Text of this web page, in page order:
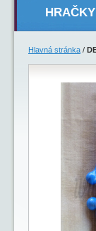
HRAČKY
Hlavná stránka /